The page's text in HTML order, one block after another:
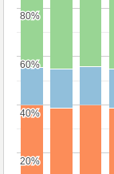
20%
20%
40%
40%
60%
60%
80%
80%